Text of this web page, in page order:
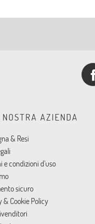
AZIENDA
& Resi
e condizioni d'uso
sicuro
& Cookie Policy